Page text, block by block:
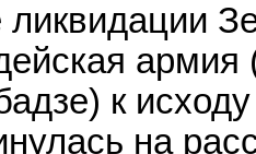
ликвидации
армия
к
на